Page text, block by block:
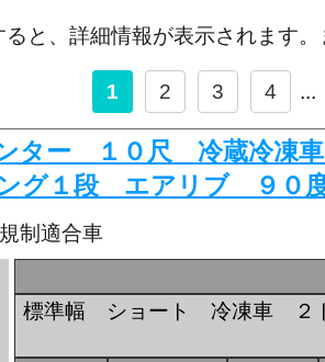
と、詳細情報が表示されます
1 2 3 4 ...
ター １０尺 冷蔵冷凍
グ１段 エアリブ ９０
制適合車
標準幅 ショート 冷凍車 ２